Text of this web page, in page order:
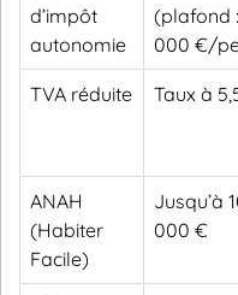
d’impôt
autonomie
(plafond
000 €/
TVA réduite Taux à
ANAH
(Habiter
Facile)
Jusqu’à
000 €